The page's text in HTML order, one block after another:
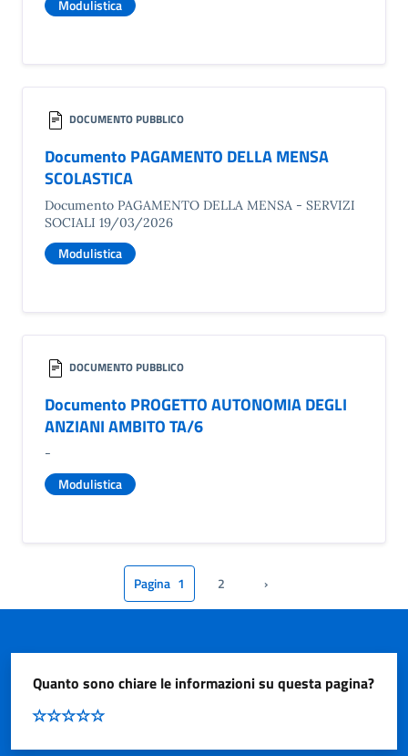
Modulistica
DOCUMENTO PUBBLICO
Documento PAGAMENTO DELLA MENSA
SCOLASTICA
Documento PAGAMENTO DELLA MENSA - SERVIZI
SOCIALI 19/03/2026
Modulistica
DOCUMENTO PUBBLICO
Documento PROGETTO AUTONOMIA DEGLI
ANZIANI AMBITO TA/6
-
Modulistica
Pagina 1 2 Pagina successiva
›
Quanto sono chiare le informazioni su questa pagina?